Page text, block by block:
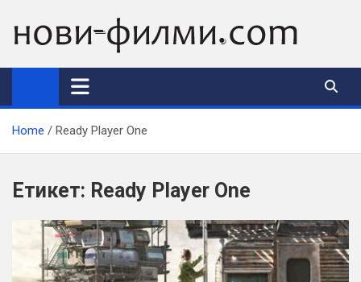
content
Home Ready Player One
Етикет: Ready Player One